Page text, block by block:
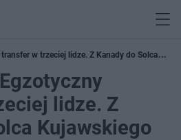
w trzeciej lidze. Z Kanady do Solca
lidze. Z
Kujawskiego